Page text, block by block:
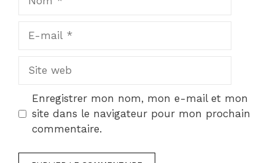
Site
Enregistrer mon nom, mon e-mail et mon
site dans le navigateur pour mon prochain
commentaire.